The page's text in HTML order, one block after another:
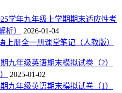
学年九年级上学期期末适应性考
析）
2026-01-04
上册全一册课堂笔记（人教版）
九年级英语期末模拟试卷（2）
2025-01-02
九年级英语期末模拟试卷（1）